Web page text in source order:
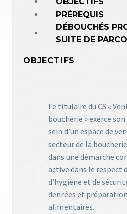
PRÉREQUIS
DÉBOUCHÉS
SUITE DE
OBJECTIFS
Le titulaire du CS «
boucherie » exerce
sein d’un espace de
secteur de la
dans une démarche
active dans le respect
d’hygiène et de
denrées et
alimentaires.